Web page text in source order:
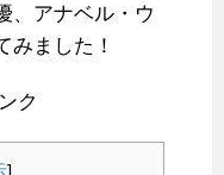
、アナベル・ウ
みました！
ク
]